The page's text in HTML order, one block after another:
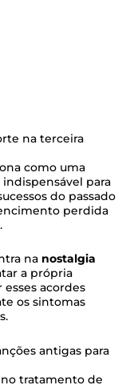
na terceira
como uma
para
do passado
perdida
na nostalgia
a própria
acordes
os sintomas
antigas para
tratamento de